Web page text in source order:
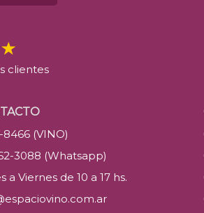
clientes
8466 (VINO)
3088 (Whatsapp)
a Viernes de 10 a 17 hs.